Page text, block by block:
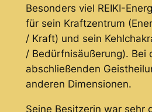
Besonders viel REIKI-
für sein Kraftzentrum
/ Kraft) und sein
/ Bedürfnisäußerung). Bei
abschließenden
anderen Dimensionen.
Seine Besitzerin war sehr